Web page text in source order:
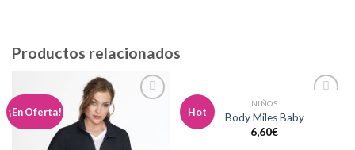
Productos relacionados
¡En Oferta!
deseos
Hot
NIÑOS
Body Miles Baby
6,60€